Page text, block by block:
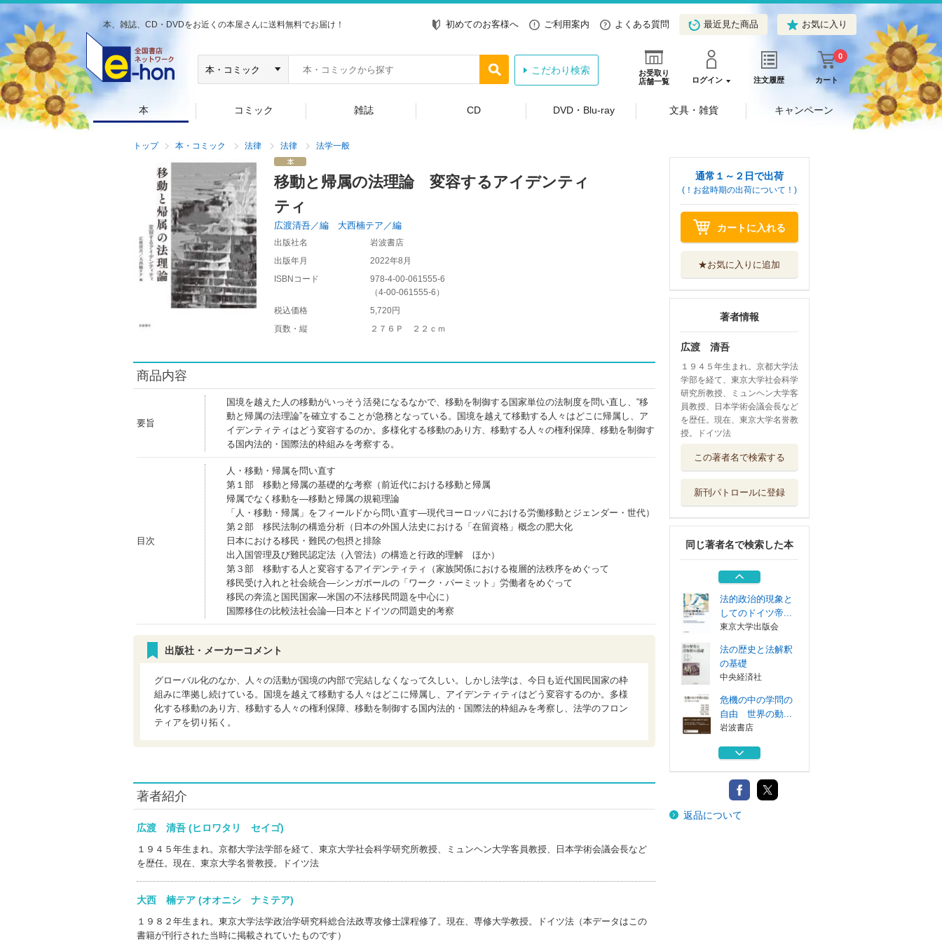
本、雑誌、CD・DVDをお近くの本屋さんに送料無料でお届け！ 初めてのお客様へ ご利用案内 よくある質問 最近見た商品 お気に入り
お受取り
店舗一覧
ログイン 注文履歴 カート
0
こだわり検索
本 コミック 雑誌 CD DVD・Blu-ray 文具・雑貨 キャンペーン
トップ 本・コミック 法律 法律 法学一般
移動と帰属の法理論 変容するアイデンティ
ティ
広渡清吾／編 大西楠テア／編
出版社名
岩波書店
出版年月
2022年8月
ISBNコード
978-4-00-061555-6
（4-00-061555-6 ）
税込価格
5,720円
頁数・縦
２７６Ｐ ２２ｃｍ
商品内容
要旨
国境を越えた人の移動がいっそう活発になるなかで、移動を制御する国家単位の法制度を問い直し、“移
動と帰属の法理論”を確立することが急務となっている。国境を越えて移動する人々はどこに帰属し、ア
イデンティティはどう変容するのか。多様化する移動のあり方、移動する人々の権利保障、移動を制御す
る国内法的・国際法的枠組みを考察する。
目次
人・移動・帰属を問い直す
第１部 移動と帰属の基礎的な考察（前近代における移動と帰属
帰属でなく移動を―移動と帰属の規範理論
「人・移動・帰属」をフィールドから問い直す―現代ヨーロッパにおける労働移動とジェンダー・世代）
第２部 移民法制の構造分析（日本の外国人法史における「在留資格」概念の肥大化
日本における移民・難民の包摂と排除
出入国管理及び難民認定法（入管法）の構造と行政的理解 ほか）
第３部 移動する人と変容するアイデンティティ（家族関係における複層的法秩序をめぐって
移民受け入れと社会統合―シンガポールの「ワーク・パーミット」労働者をめぐって
移民の奔流と国民国家―米国の不法移民問題を中心に）
国際移住の比較法社会論―日本とドイツの問題史的考察
出版社・メーカーコメント
グローバル化のなか、人々の活動が国境の内部で完結しなくなって久しい。しかし法学は、今日も近代国民国家の枠
組みに準拠し続けている。国境を越えて移動する人々はどこに帰属し、アイデンティティはどう変容するのか。多様
化する移動のあり方、移動する人々の権利保障、移動を制御する国内法的・国際法的枠組みを考察し、法学のフロン
ティアを切り拓く。
著者紹介
広渡 清吾 (ヒロワタリ セイゴ)
１９４５年生まれ。京都大学法学部を経て、東京大学社会科学研究所教授、ミュンヘン大学客員教授、日本学術会議会長など
を歴任。現在、東京大学名誉教授。ドイツ法
大西 楠テア (オオニシ ナミテア)
１９８２年生まれ。東京大学法学政治学研究科総合法政専攻修士課程修了。現在、専修大学教授。ドイツ法（本データはこの
書籍が刊行された当時に掲載されていたものです）
通常１～２日で出荷
(！お盆時期の出荷について！)
カートに入れる
★お気に入りに追加
著者情報
広渡 清吾
１９４５年生まれ。京都大学法
学部を経て、東京大学社会科学
研究所教授、ミュンヘン大学客
員教授、日本学術会議会長など
を歴任。現在、東京大学名誉教
授。ドイツ法
この著者名で検索する
新刊パトロールに登録
同じ著者名で検索した本
自由 世界の動...
社会投企と知的観
日本評論社
日本学術会議の使
命
岩波書店
法的政治的現象と
してのドイツ帝...
東京大学出版会
法の歴史と法解釈
の基礎
中央経済社
危機の中の学問の
自由 世界の動...
岩波書店
社会投企と知的観
日本評論社
日本学術会議の使
命
返品について